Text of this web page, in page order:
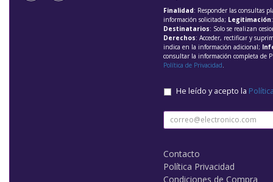
Finalidad: Responder las consultas
información solicitada; Legitimación
Destinatarios: Solo se realizan
Derechos: Acceder, rectificar y
indica en la información adicional;
consultar la información completa de
Política de Privacidad
He leído y acepto la
Contacto
Política Privacidad
Condiciones de Compra